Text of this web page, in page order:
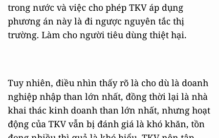
trong nước và việc cho phép TKV áp dụng
phương án này là đi ngược nguyên tắc thị
trường. Làm cho người tiêu dùng thiệt hại.
Tuy nhiên, điều nhìn thấy rõ là cho dù là doanh
nghiệp nhập than lớn nhất, đồng thời lại là nhà
khai thác kinh doanh than lớn nhất, nhưng hoạt
động của TKV vẫn bị đánh giá là khó khăn, tồn